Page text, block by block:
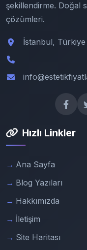
şekillendirme. Doğal
çözümleri.
İstanbul, Türkiye
Hızlı Linkler
Ana Sayfa
Blog Yazıları
Hakkımızda
İletişim
Site Haritası